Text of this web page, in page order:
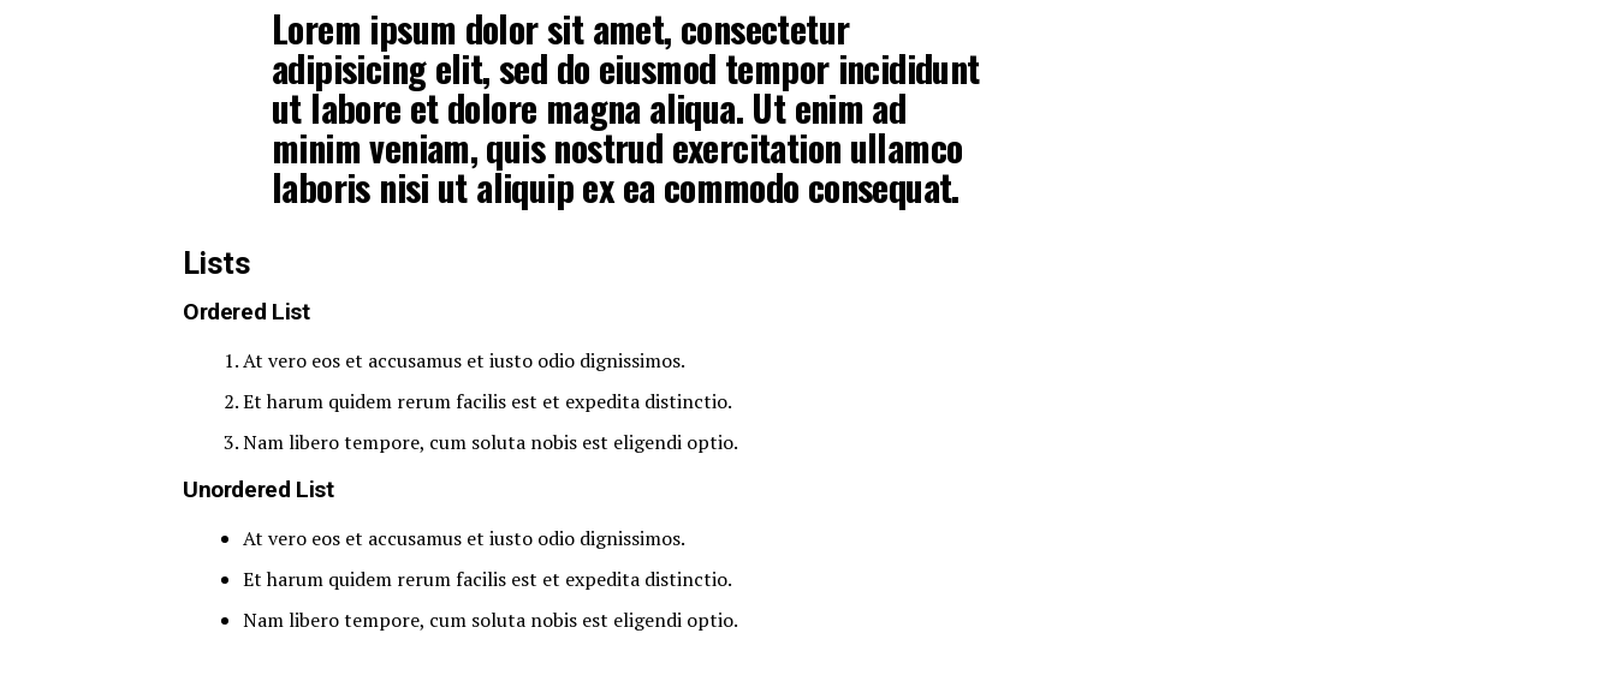
Lorem ipsum dolor sit amet, consectetur
adipisicing elit, sed do eiusmod tempor incididunt
ut labore et dolore magna aliqua. Ut enim ad
minim veniam, quis nostrud exercitation ullamco
laboris nisi ut aliquip ex ea commodo consequat.
Lists
Ordered List
At vero eos et accusamus et iusto odio dignissimos.
Et harum quidem rerum facilis est et expedita distinctio.
Nam libero tempore, cum soluta nobis est eligendi optio.
Unordered List
At vero eos et accusamus et iusto odio dignissimos.
Et harum quidem rerum facilis est et expedita distinctio.
Nam libero tempore, cum soluta nobis est eligendi optio.